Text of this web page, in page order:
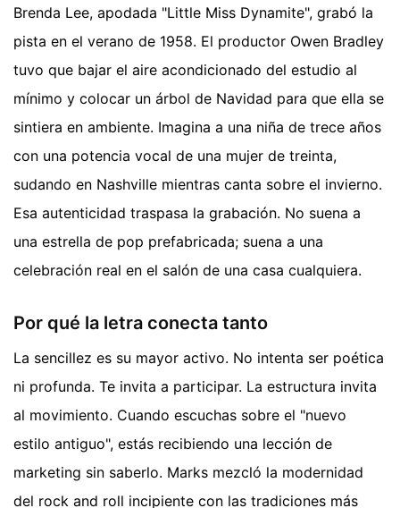
Brenda Lee, apodada "Little Miss Dynamite", grabó la
pista en el verano de 1958. El productor Owen Bradley
tuvo que bajar el aire acondicionado del estudio al
mínimo y colocar un árbol de Navidad para que ella se
sintiera en ambiente. Imagina a una niña de trece años
con una potencia vocal de una mujer de treinta,
sudando en Nashville mientras canta sobre el invierno.
Esa autenticidad traspasa la grabación. No suena a
una estrella de pop prefabricada; suena a una
celebración real en el salón de una casa cualquiera.
Por qué la letra conecta tanto
La sencillez es su mayor activo. No intenta ser poética
ni profunda. Te invita a participar. La estructura invita
al movimiento. Cuando escuchas sobre el "nuevo
estilo antiguo", estás recibiendo una lección de
marketing sin saberlo. Marks mezcló la modernidad
del rock and roll incipiente con las tradiciones más